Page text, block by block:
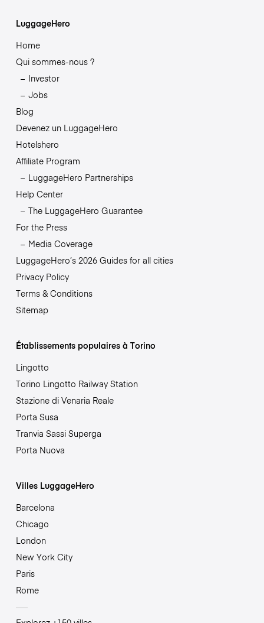
LuggageHero
Home
Qui sommes-nous ?
Investor
Jobs
Blog
Devenez un LuggageHero
Hotelshero
Affiliate Program
LuggageHero Partnerships
Help Center
The LuggageHero Guarantee
For the Press
Media Coverage
LuggageHero’s 2026 Guides for all cities
Privacy Policy
Terms & Conditions
Sitemap
Établissements populaires à Torino
Lingotto
Torino Lingotto Railway Station
Stazione di Venaria Reale
Porta Susa
Tranvia Sassi Superga
Porta Nuova
Villes LuggageHero
Barcelona
Chicago
London
New York City
Paris
Rome